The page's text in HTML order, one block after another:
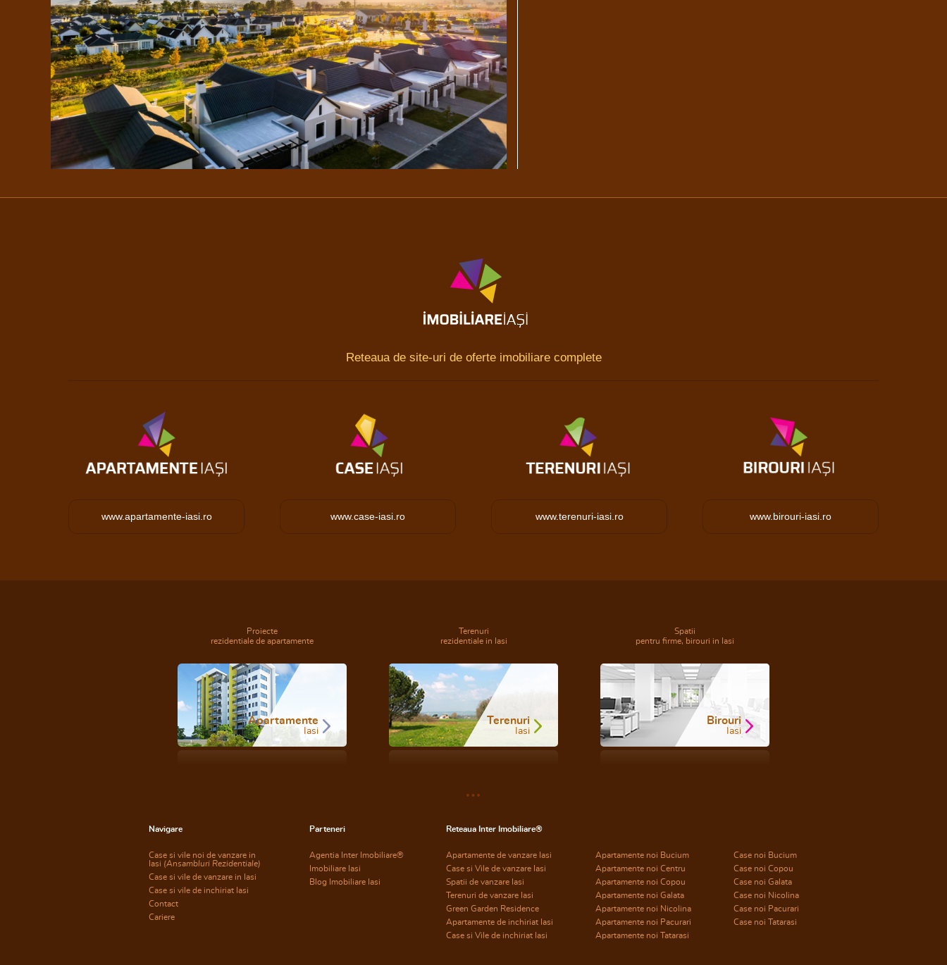
Reteaua de site-uri de oferte imobiliare complete
www.apartamente-iasi.ro www.case-iasi.ro www.terenuri-iasi.ro www.birouri-iasi.ro
Proiecte
rezidentiale de apartamente
Apartamente
Iasi
Terenuri
rezidentiale in Iasi
Terenuri
Iasi
Spatii
pentru firme, birouri in Iasi
Birouri
Iasi
Navigare
Case si vile noi de vanzare in
Iasi (Ansambluri Rezidentiale)
Case si vile de vanzare in Iasi
Case si vile de inchiriat Iasi
Contact
Cariere
Parteneri
Agentia Inter Imobiliare®
Imobiliare Iasi
Blog Imobiliare Iasi
Reteaua Inter Imobiliare®
Apartamente de vanzare Iasi
Case si Vile de vanzare Iasi
Spatii de vanzare Iasi
Terenuri de vanzare Iasi
Green Garden Residence
Apartamente de inchiriat Iasi
Case si Vile de inchiriat Iasi
Apartamente noi Bucium
Apartamente noi Centru
Apartamente noi Copou
Apartamente noi Galata
Apartamente noi Nicolina
Apartamente noi Pacurari
Apartamente noi Tatarasi
Case noi Bucium
Case noi Copou
Case noi Galata
Case noi Nicolina
Case noi Pacurari
Case noi Tatarasi